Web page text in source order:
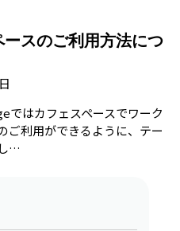
ースのご利用方法につ
ではカフェスペースでワーク
ご利用ができるように、テー
…